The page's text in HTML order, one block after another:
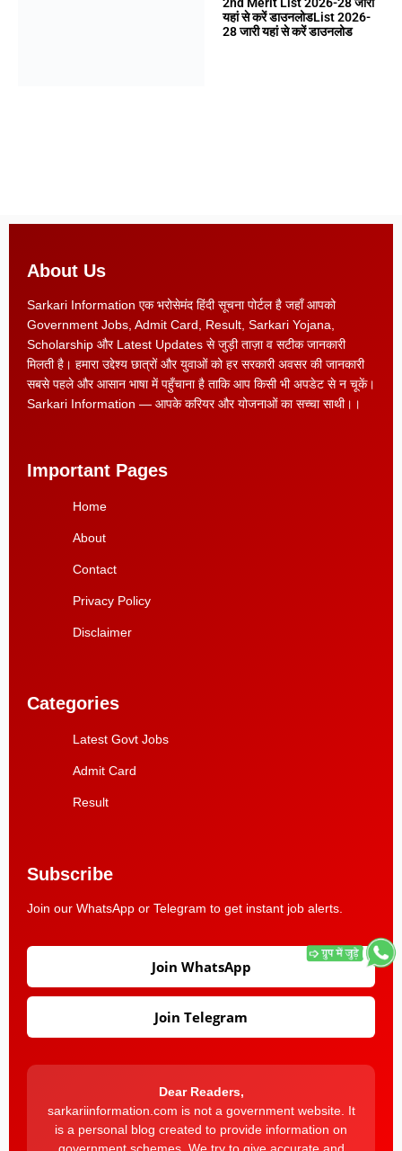
यहां से करें डाउनलोडList 2026-
28 जारी यहां से करें डाउनलोड
About Us
Sarkari Information एक भरोसेमंद हिंदी सूचना पोर्टल है जहाँ आपको
Government Jobs, Admit Card, Result, Sarkari Yojana,
Scholarship और Latest Updates से जुड़ी ताज़ा व सटीक जानकारी
मिलती है। हमारा उद्देश्य छात्रों और युवाओं को हर सरकारी अवसर की जानकारी
सबसे पहले और आसान भाषा में पहुँचाना है ताकि आप किसी भी अपडेट से न चूकें।
Sarkari Information — आपके करियर और योजनाओं का सच्चा साथी।।
Important Pages
Home
About
Contact
Privacy Policy
Disclaimer
Categories
Latest Govt Jobs
Admit Card
Result
Subscribe
Join our WhatsApp or Telegram to get instant job alerts.
Join WhatsApp
Join Telegram
Dear Readers,
sarkariinformation.com is not a government website. It
is a personal blog created to provide information on
government schemes. We try to give accurate and